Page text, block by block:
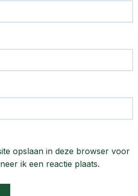
opslaan in deze browser voor
ik een reactie plaats.